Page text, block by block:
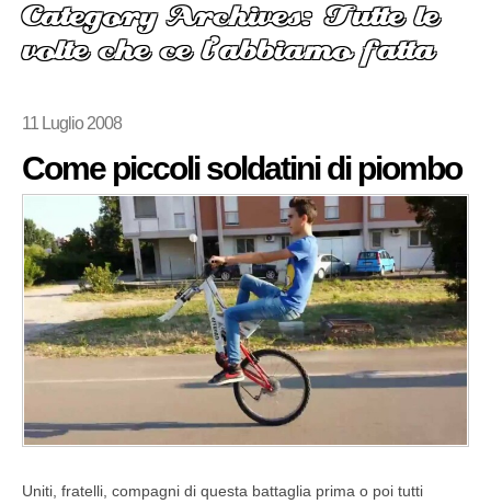
Category Archives: Tutte le
volte che ce l’abbiamo fatta
11 Luglio 2008
Come piccoli soldatini di piombo
Uniti, fratelli, compagni di questa battaglia prima o poi tutti